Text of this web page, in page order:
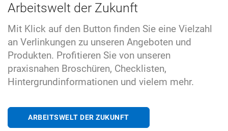
Arbeitswelt der Zukunft
Mit Klick auf den Button finden Sie eine Vielzahl
an Verlinkungen zu unseren Angeboten und
Produkten. Profitieren Sie von unseren
praxisnahen Broschüren, Checklisten,
Hintergrundinformationen und vielem mehr.
ARBEITSWELT DER ZUKUNFT